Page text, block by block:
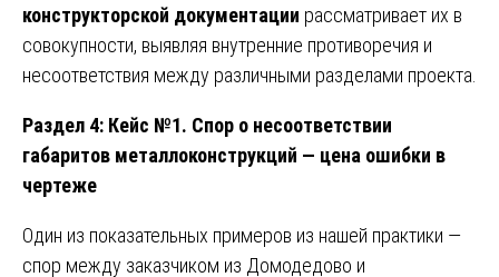
конструкторской документации рассматривает их в
совокупности, выявляя внутренние противоречия и
несоответствия между различными разделами проекта.
Раздел 4: Кейс №1. Спор о несоответствии
габаритов металлоконструкций — цена ошибки в
чертеже
Один из показательных примеров из нашей практики —
спор между заказчиком из Домодедово и